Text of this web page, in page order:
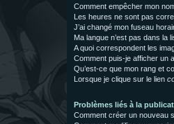
Comment empêcher mon
Les heures ne sont pas
J’ai changé mon fuseau
Ma langue n’est pas dans la
A quoi correspondent les
Comment puis-je afficher un
Qu’est-ce que mon rang et
Lorsque je clique sur le lien
Problèmes liés à la
Comment créer un nouveau